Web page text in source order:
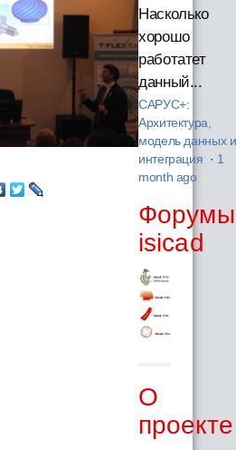
Насколько
хорошо
работатет
данный...
САРУС+:
Архитектура,
модель данных и
интеграция · 1
month ago
Форумы
isicad
О
проекте